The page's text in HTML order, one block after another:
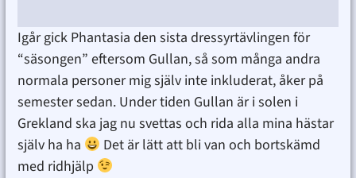
Igår gick Phantasia den sista dressyrtävlingen för
“säsongen” eftersom Gullan, så som många andra
normala personer mig själv inte inkluderat, åker på
semester sedan. Under tiden Gullan är i solen i
Grekland ska jag nu svettas och rida alla mina hästar
själv ha ha
Det är lätt att bli van och bortskämd
med ridhjälp